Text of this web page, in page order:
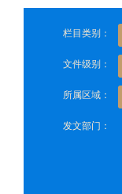
栏目类别：
文件级别：
所属区域：
发文部门：